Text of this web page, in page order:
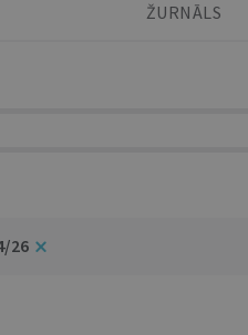
ŽURNĀLS
26